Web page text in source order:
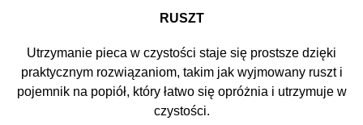
RUSZT
Utrzymanie pieca w czystości staje się prostsze dzięki
praktycznym rozwiązaniom, takim jak wyjmowany ruszt i
pojemnik na popiół, który łatwo się opróżnia i utrzymuje w
czystości.